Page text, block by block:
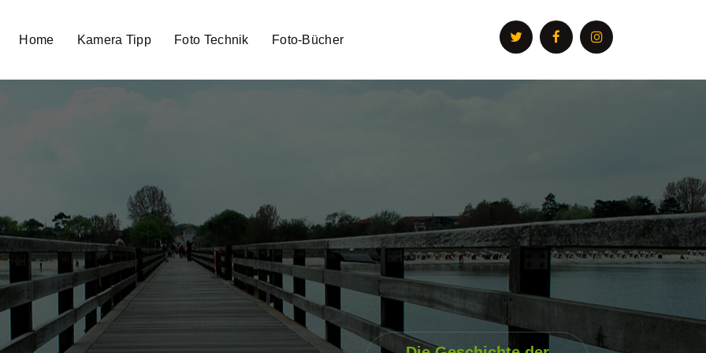
Home Kamera Tipp Foto Technik Foto-Bücher